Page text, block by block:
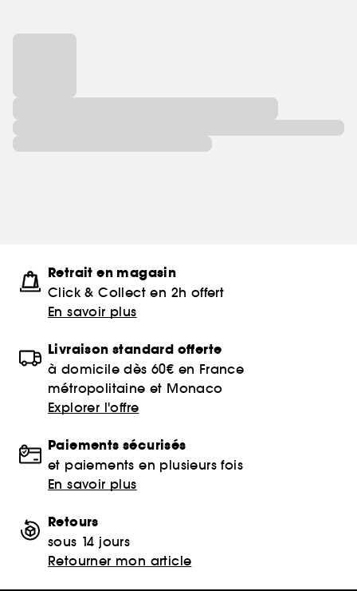
Retrait en magasin
Click & Collect en 2h offert
En savoir plus
Livraison standard offerte
à domicile dès 60€ en France
métropolitaine et Monaco
Explorer l'offre
Paiements sécurisés
et paiements en plusieurs fois
En savoir plus
Retours
sous 14 jours
Retourner mon article